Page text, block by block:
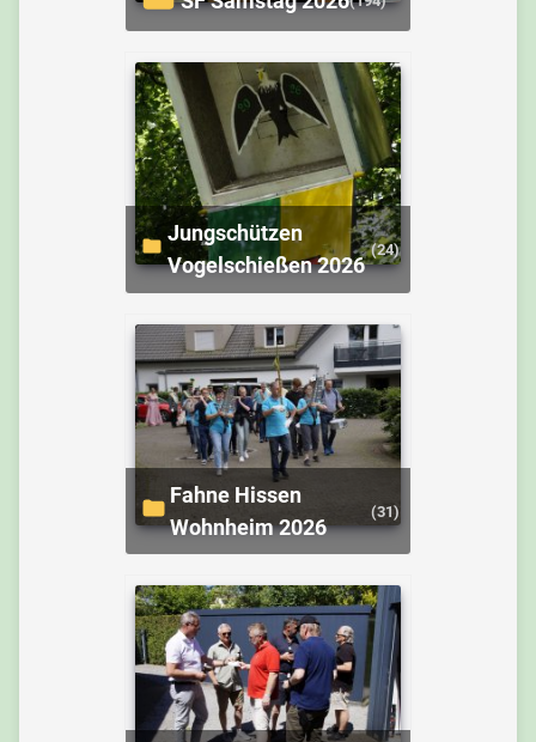
Jungschützen
Vogelschießen 2026
(24)
Fahne Hissen
Wohnheim 2026
(31)